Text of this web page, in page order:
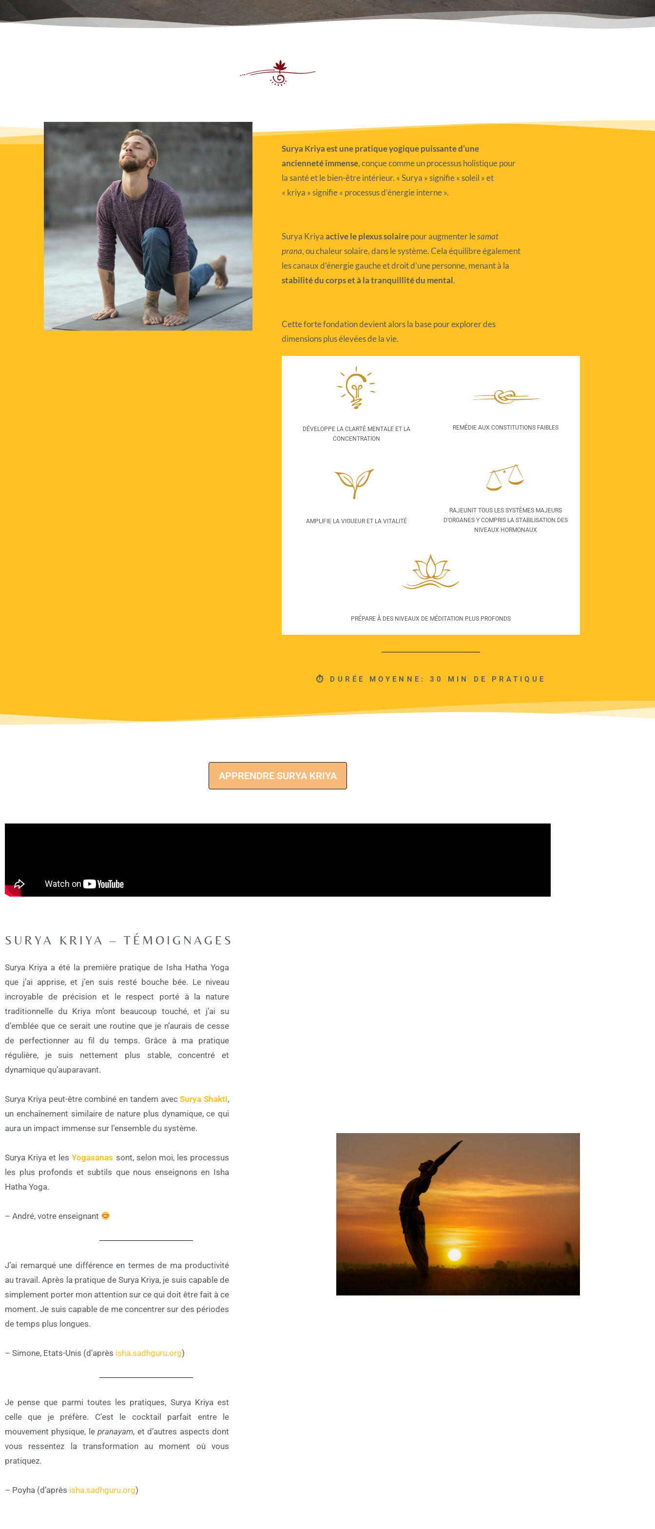
Surya Kriya est une pratique yogique puissante d’une
ancienneté immense, conçue comme un processus holistique pour
la santé et le bien-être intérieur. « Surya » signifie « soleil » et
« kriya » signifie « processus d’énergie interne ».
Surya Kriyaactive le plexus solairepour augmenter lesamat
prana, ou chaleur solaire, dans le système. Cela équilibre également
les canaux d’énergie gauche et droit d’une personne, menant à la
stabilité du corps et à la tranquillité du mental.
Cette forte fondation devient alors la base pour explorer des
dimensions plus élevées de la vie.
DÉVELOPPE LA CLARTÉ MENTALE ET LA
CONCENTRATION
AMPLIFIE LA VIGUEUR ET LA VITALITÉ
REMÉDIE AUX CONSTITUTIONS FAIBLES
RAJEUNIT TOUS LES SYSTÈMES MAJEURS
D’ORGANES Y COMPRIS LA STABILISATION DES
NIVEAUX HORMONAUX
PRÉPARE À DES NIVEAUX DE MÉDITATION PLUS PROFONDS
⏱ DURÉE MOYENNE: 30 MIN DE PRATIQUE
APPRENDRE SURYA KRIYA
SURYA KRIYA – TÉMOIGNAGES
Surya Kriya a été la première pratique de Isha Hatha Yoga
que j’ai apprise, et j’en suis resté bouche bée. Le niveau
incroyable de précision et le respect porté à la nature
traditionnelle du Kriya m’ont beaucoup touché, et j’ai su
d’emblée que ce serait une routine que je n’aurais de cesse
de perfectionner au fil du temps. Grâce à ma pratique
régulière, je suis nettement plus stable, concentré et
dynamique qu’auparavant.
Surya Kriya peut-être combiné en tandem avecSurya Shakti,
un enchaînement similaire de nature plus dynamique, ce qui
aura un impact immense sur l’ensemble du système.
Surya Kriya et lesYogasanas sont, selon moi, les processus
les plus profonds et subtils que nous enseignons en Isha
Hatha Yoga.
– André, votre enseignant
J’ai remarqué une différence en termes de ma productivité
au travail. Après la pratique de Surya Kriya, je suis capable de
simplement porter mon attention sur ce qui doit être fait à ce
moment. Je suis capable de me concentrer sur des périodes
de temps plus longues.
– Simone, Etats-Unis (d’après isha.sadhguru.org)
Je pense que parmi toutes les pratiques, Surya Kriya est
celle que je préfère. C’est le cocktail parfait entre le
mouvement physique, lepranayam, et d’autres aspects dont
vous ressentez la transformation au moment où vous
pratiquez.
– Poyha (d’après isha.sadhguru.org)